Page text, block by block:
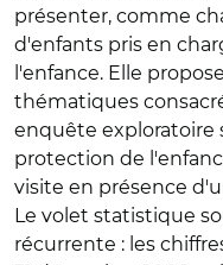
présenter, comme
d'enfants pris en
l'enfance. Elle
thématiques
enquête exploratoire
protection de
visite en présence
Le volet statistique
récurrente : les